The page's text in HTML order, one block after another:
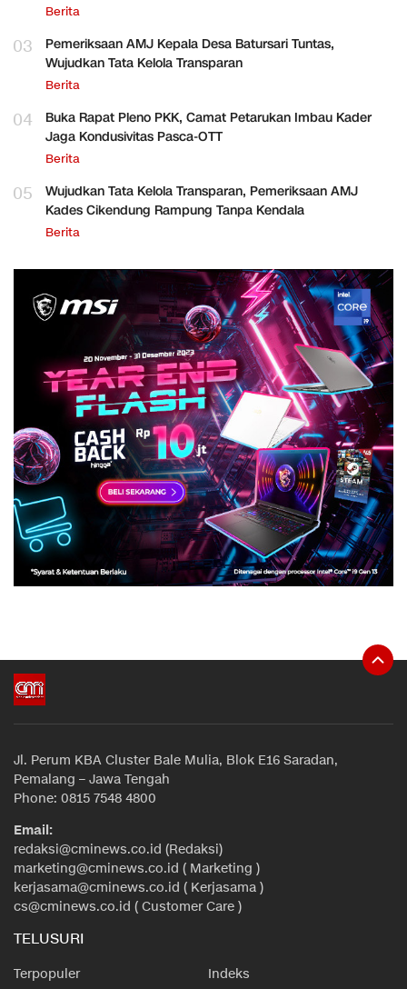
Berita
03
Pemeriksaan AMJ Kepala Desa Batursari Tuntas,
Wujudkan Tata Kelola Transparan
Berita
04
Buka Rapat Pleno PKK, Camat Petarukan Imbau Kader
Jaga Kondusivitas Pasca-OTT
Berita
05
Wujudkan Tata Kelola Transparan, Pemeriksaan AMJ
Kades Cikendung Rampung Tanpa Kendala
Berita
Jl. Perum KBA Cluster Bale Mulia, Blok E16 Saradan,
Pemalang – Jawa Tengah
Phone: 0815 7548 4800
Email:
redaksi@cminews.co.id (Redaksi)
marketing@cminews.co.id ( Marketing )
kerjasama@cminews.co.id ( Kerjasama )
cs@cminews.co.id ( Customer Care )
TELUSURI
Terpopuler Indeks